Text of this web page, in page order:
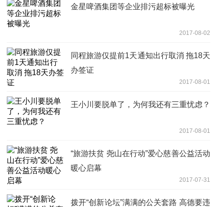
金星啤酒集团等企业排污超标被曝光
2017-08-02
同程旅游仅提前1天通知出行取消 拖18天
办签证
2017-08-01
王小川要脱单了，为何我还有三重忧虑？
2017-08-01
“旅游扶贫 尧山在行动”爱心慈善公益活动
暖心启幕
2017-07-31
拨开“创新论坛”满满的公关套路 高德要违